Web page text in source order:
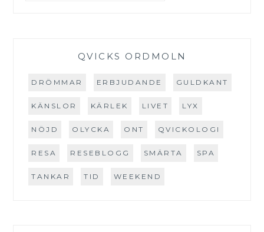
QVICKS ORDMOLN
DRÖMMAR ERBJUDANDE GULDKANT
KÄNSLOR KÄRLEK LIVET LYX
NÖJD OLYCKA ONT QVICKOLOGI
RESA RESEBLOGG SMÄRTA SPA
TANKAR TID WEEKEND